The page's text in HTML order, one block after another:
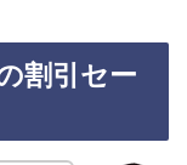
割引セー